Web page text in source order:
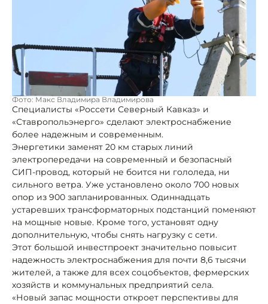
Фото: Макс Владимира Владимирова
Специалисты «Россети Северный Кавказ» и
«Ставропольэнерго» сделают электроснабжение
более надежным и современным.
Энергетики заменят 20 км старых линий
электропередачи на современный и безопасный
СИП-провод, который не боится ни гололеда, ни
сильного ветра. Уже установлено около 700 новых
опор из 900 запланированных. Одиннадцать
устаревших трансформаторных подстанций поменяют
на мощные новые. Кроме того, установят одну
дополнительную, чтобы снять нагрузку с сети.
Этот большой инвестпроект значительно повысит
надежность электроснабжения для почти 8,6 тысячи
жителей, а также для всех соцобъектов, фермерских
хозяйств и коммунальных предприятий села.
«Новый запас мощности откроет перспективы для